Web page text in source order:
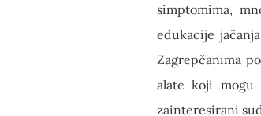
simptomima,
edukacije
Zagrepčanima
alate koji mogu
zainteresirani